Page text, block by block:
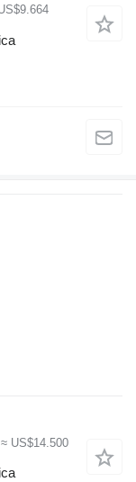
≈ US$14.500